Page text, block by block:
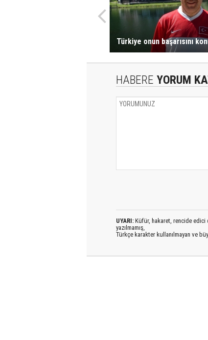
Türkiye onun başarısını
HABERE YORUM
UYARI: Küfür, hakaret, rencide edici
yazılmamış,
Türkçe karakter kullanılmayan ve